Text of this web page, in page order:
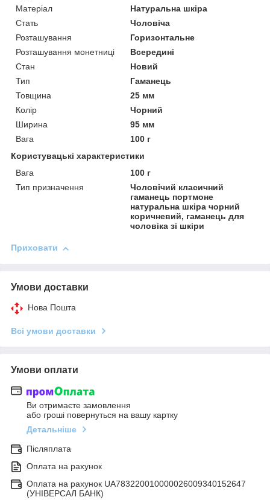
Матеріал
Натуральна шкіра
Стать
Чоловіча
Розташування
Горизонтальне
Розташування монетниці
Всередині
Стан
Новий
Тип
Гаманець
Товщина
25 мм
Колір
Чорний
Ширина
95 мм
Вага
100 г
Користувацькі характеристики
Вага
100 г
Тип призначення
Чоловічий класичний
гаманець портмоне
натуральна шкіра чорний
коричневий, гаманець для
чоловіка зі шкіри
Приховати
Умови доставки
Нова Пошта
Всі умови доставки
Умови оплати
Ви отримаєте замовлення
або гроші повернуться на вашу картку
Детальніше
Післяплата
Оплата на рахунок
Оплата на рахунок UA783220010000026009340152647
(УНІВЕРСАЛ БАНК)